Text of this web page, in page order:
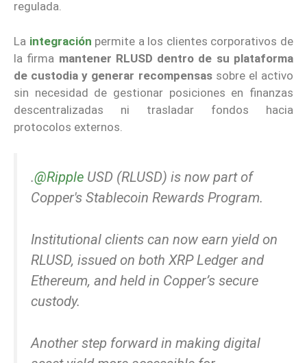
regulada.
La integración permite a los clientes corporativos de
la firma mantener RLUSD dentro de su plataforma
de custodia y generar recompensassobre el activo
sin necesidad de gestionar posiciones en finanzas
descentralizadas ni trasladar fondos hacia
protocolos externos.
.@Ripple USD (RLUSD) is now part of
Copper's Stablecoin Rewards Program.
Institutional clients can now earn yield on
RLUSD, issued on both XRP Ledger and
Ethereum, and held in Copper’s secure
custody.
Another step forward in making digital